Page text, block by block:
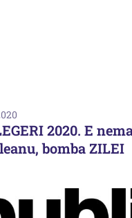
2020. E
bomba ZILEI